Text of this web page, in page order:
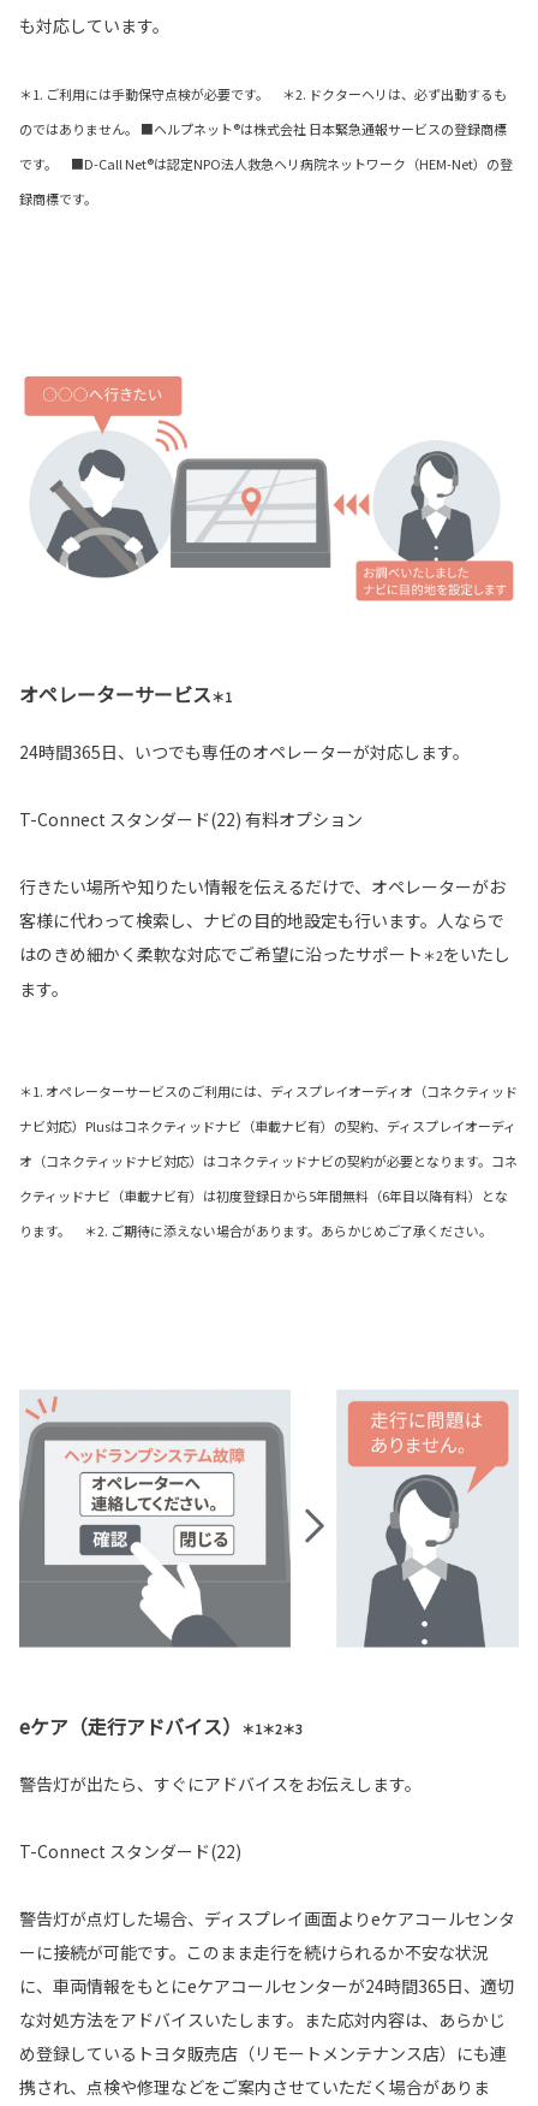
も対応しています。
＊1. ご利用には手動保守点検が必要です。 ＊2. ドクターヘリは、必ず出動するも
のではありません。 ■ヘルプネット®は株式会社 日本緊急通報サービスの登録商標
です。 ■D-Call Net®は認定NPO法人救急ヘリ病院ネットワーク（HEM-Net）の登
録商標です。
オペレーターサービス＊1
24時間365日、いつでも専任のオペレーターが対応します。
T-Connect スタンダード(22) 有料オプション
行きたい場所や知りたい情報を伝えるだけで、オペレーターがお
客様に代わって検索し、ナビの目的地設定も行います。人ならで
はのきめ細かく柔軟な対応でご希望に沿ったサポート ＊2をいたし
ます。
＊1. オペレーターサービスのご利用には、ディスプレイオーディオ（コネクティッド
ナビ対応）Plusはコネクティッドナビ（車載ナビ有）の契約、ディスプレイオーディ
オ（コネクティッドナビ対応）はコネクティッドナビの契約が必要となります。コネ
クティッドナビ（車載ナビ有）は初度登録日から5年間無料（6年目以降有料）とな
ります。 ＊2. ご期待に添えない場合があります。あらかじめご了承ください。
eケア（走行アドバイス） ＊1＊2＊3
警告灯が出たら、すぐにアドバイスをお伝えします。
T-Connect スタンダード(22)
警告灯が点灯した場合、ディスプレイ画面よりeケアコールセンタ
ーに接続が可能です。このまま走行を続けられるか不安な状況
に、車両情報をもとにeケアコールセンターが24時間365日、適切
な対処方法をアドバイスいたします。また応対内容は、あらかじ
め登録しているトヨタ販売店（リモートメンテナンス店）にも連
携され、点検や修理などをご案内させていただく場合がありま